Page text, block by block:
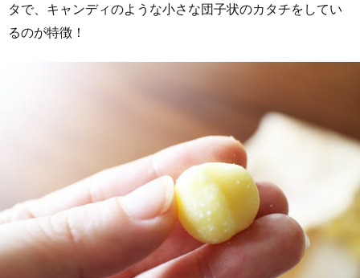
タで、キャンディのような小さな団子状のカタチをしてい
るのが特徴！